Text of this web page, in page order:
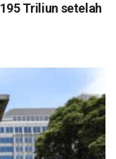
Triliun setelah